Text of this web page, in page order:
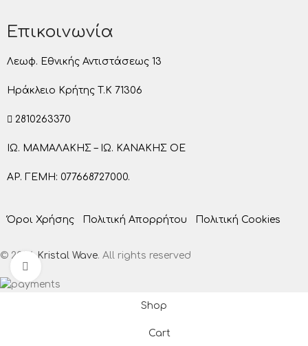
Επικοινωνία
Λεωφ. Εθνικής Αντιστάσεως 13
Ηράκλειο Κρήτης T.K 71306
2810263370
ΙΩ. ΜΑΜΑΛΑΚΗΣ – ΙΩ. ΚΑΝΑΚΗΣ ΟΕ
ΑΡ. ΓΕΜΗ: 077668727000.
Όροι Χρήσης Πολιτική Απορρήτου Πολιτική Cookies
© 2026 Kristal Wave. All rights reserved
Shop
Cart